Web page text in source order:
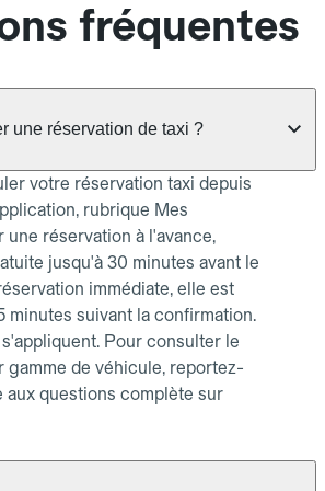
fréquentes
une réservation de taxi ?
votre réservation taxi depuis
rubrique Mes
une réservation à l'avance,
jusqu'à 30 minutes avant le
immédiate, elle est
minutes suivant la confirmation.
Pour consulter le
gamme de véhicule, reportez-
aux questions complète sur